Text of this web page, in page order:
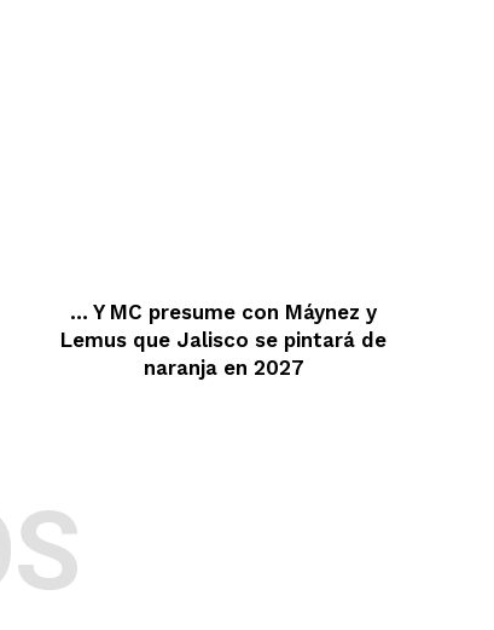
… Y MC presume con Máynez y
Lemus que Jalisco se pintará de
naranja en 2027